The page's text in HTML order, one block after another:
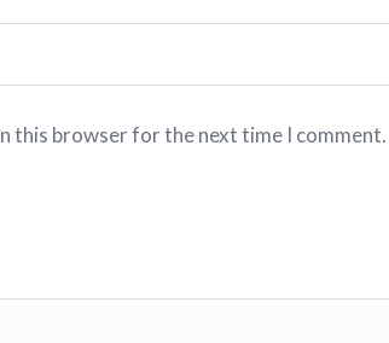
this browser for the next time I comment.